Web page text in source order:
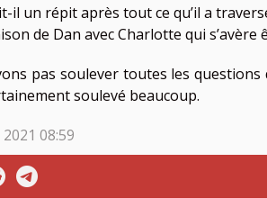
il un répit après tout ce qu’il a
de Dan avec Charlotte qui s’avère
pas soulever toutes les
soulevé beaucoup.
08:59